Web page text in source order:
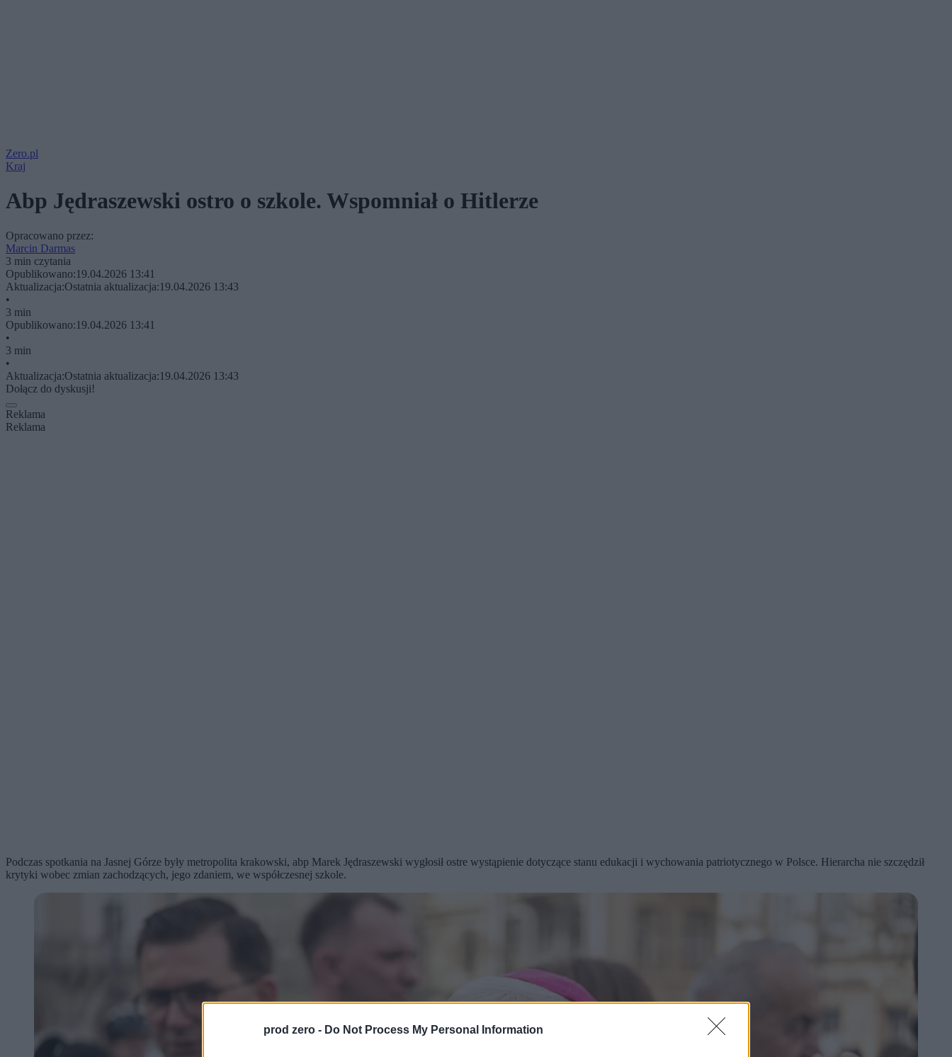
prod zero - Do Not Process My Personal Information
Zero.pl
Kraj
Abp Jędraszewski ostro o szkole. Wspomniał o Hitlerze
Opracowano przez:
Marcin Darmas
3 min czytania
Opublikowano:19.04.2026 13:41
Aktualizacja:Ostatnia aktualizacja:19.04.2026 13:43
•
3 min
Opublikowano:19.04.2026 13:41
•
3 min
•
Aktualizacja:Ostatnia aktualizacja:19.04.2026 13:43
Dołącz do dyskusji!
Reklama
Reklama
Podczas spotkania na Jasnej Górze były metropolita krakowski, abp Marek Jędraszewski wygłosił ostre wystąpienie dotyczące stanu edukacji i wychowania patriotycznego w Polsce. Hierarcha nie szczędził
krytyki wobec zmian zachodzących, jego zdaniem, we współczesnej szkole.